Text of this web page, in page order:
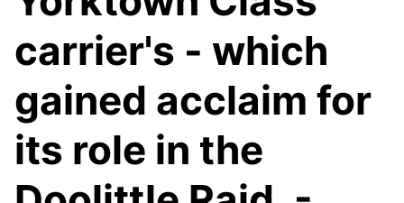
carrier's - which
gained acclaim for
its role in the